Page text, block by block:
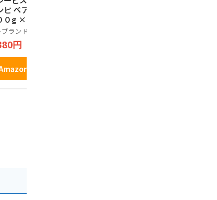
ピ ペアパック
０g × ３個セッ
高知 お菓子 芋
ピ 高知 おやつ
県特産品 】 室
洋深層水 使用
ランド品
円
で見る